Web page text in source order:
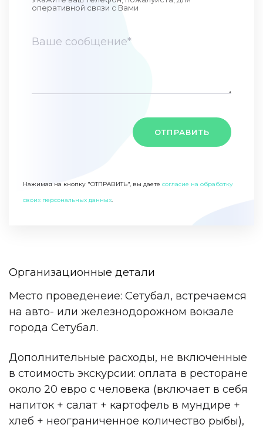
оперативной связи c Вами
ОТПРАВИТЬ
Нажимая на кнопку "ОТПРАВИТЬ", вы даете согласие на обработку
своих персональных данных.
Организационные детали
Место проведенеие: Сетубал, встречаемся
на авто- или железнодорожном вокзале
города Сетубал.
Дополнительные расходы, не включенные
в стоимость экскурсии: оплата в ресторане
около 20 евро с человека (включает в себя
напиток + салат + картофель в мундире +
хлеб + неограниченное количество рыбы),